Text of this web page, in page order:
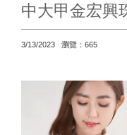
中大甲金宏興
3/13/2023 瀏覽：665